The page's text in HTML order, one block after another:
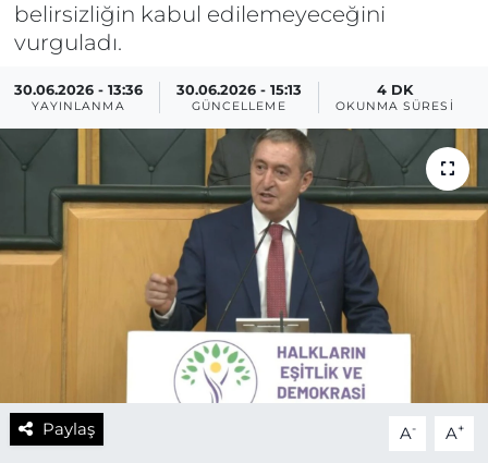
belirsizliğin kabul edilemeyeceğini
vurguladı.
30.06.2026 - 13:36
YAYINLANMA
30.06.2026 - 15:13
GÜNCELLEME
4 DK
OKUNMA SÜRESI
Paylaş A- A+